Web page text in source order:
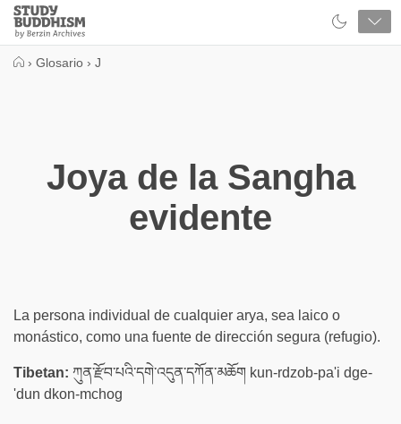
Close
Study
Buddhism
› Glosario › J
Joya de la Sangha
evidente
La persona individual de cualquier arya, sea laico o
monástico, como una fuente de dirección segura (refugio).
Tibetan: ཀུན་རྫོབ་པའི་དགེ་འདུན་དཀོན་མཆོག kun-rdzob-pa'i dge-
'dun dkon-mchog